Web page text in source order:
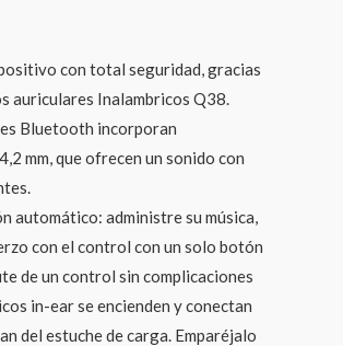
con total seguridad, gracias
auriculares Inalambricos Q38.
Bluetooth incorporan
mm, que ofrecen un sonido con
automático: administre su música,
con el control con un solo botón
de un control sin complicaciones
in-ear se encienden y conectan
del estuche de carga. Emparéjalo